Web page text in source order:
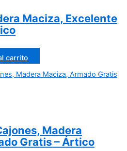
Maciza, Excelente
carrito
Madera
Gratis – Ártico